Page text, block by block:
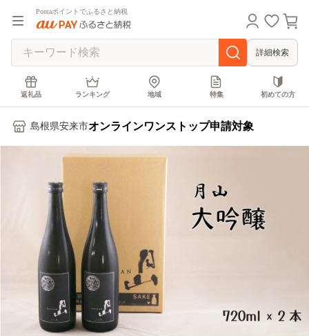
Pontaポイントでふるさと納税
詳細検索
返礼品 ランキング 地域 特集 初めての方
島根県安来市オンラインワンストップ申請対象